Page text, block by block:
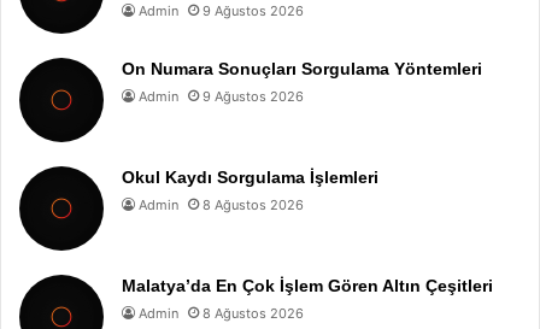
Admin 9 Ağustos 2026
On Numara Sonuçları Sorgulama Yöntemleri
Admin 9 Ağustos 2026
Okul Kaydı Sorgulama İşlemleri
Admin 8 Ağustos 2026
Malatya’da En Çok İşlem Gören Altın Çeşitleri
Admin 8 Ağustos 2026